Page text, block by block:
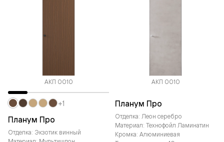
АКП 0010
Планум Про
Отделка: Экзотик винный
+1
АКП 0010
Планум Про
Отделка: Леон серебро
Материал: Технофойл Ламинатин
Кромка: Алюминиевая